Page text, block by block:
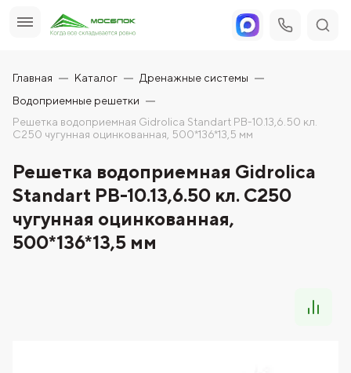
Главная Каталог
Дренажные системы
Водоприемные решетки
Решетка водоприемная Gidrolica Standart РВ-10.13,6.50 кл.
С250 чугунная оцинкованная, 500*136*13,5 мм
Решетка водоприемная Gidrolica
Standart РВ-10.13,6.50 кл. С250
чугунная оцинкованная,
500*136*13,5 мм